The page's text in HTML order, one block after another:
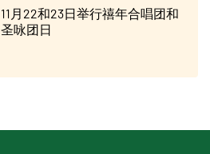
11月22和23日举行禧年合唱团和
圣咏团日